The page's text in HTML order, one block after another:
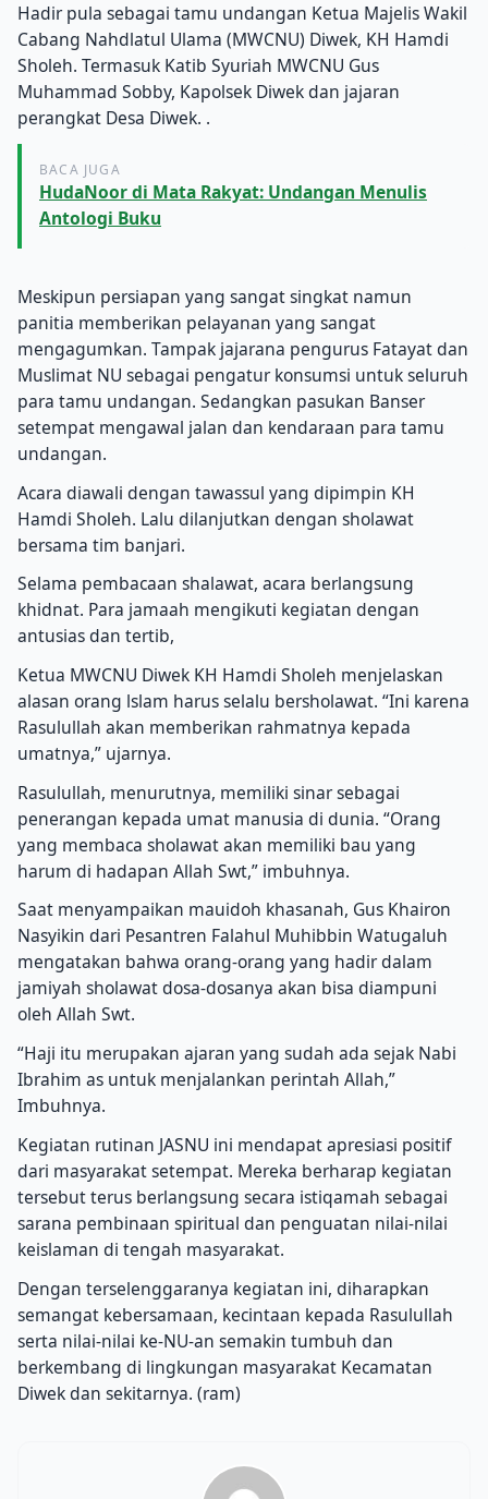
Hadir pula sebagai tamu undangan Ketua Majelis Wakil
Cabang Nahdlatul Ulama (MWCNU) Diwek, KH Hamdi
Sholeh. Termasuk Katib Syuriah MWCNU Gus
Muhammad Sobby, Kapolsek Diwek dan jajaran
perangkat Desa Diwek. .
BACA JUGA
HudaNoor di Mata Rakyat: Undangan Menulis
Antologi Buku
Meskipun persiapan yang sangat singkat namun
panitia memberikan pelayanan yang sangat
mengagumkan. Tampak jajarana pengurus Fatayat dan
Muslimat NU sebagai pengatur konsumsi untuk seluruh
para tamu undangan. Sedangkan pasukan Banser
setempat mengawal jalan dan kendaraan para tamu
undangan.
Acara diawali dengan tawassul yang dipimpin KH
Hamdi Sholeh. Lalu dilanjutkan dengan sholawat
bersama tim banjari.
Selama pembacaan shalawat, acara berlangsung
khidnat. Para jamaah mengikuti kegiatan dengan
antusias dan tertib,
Ketua MWCNU Diwek KH Hamdi Sholeh menjelaskan
alasan orang lslam harus selalu bersholawat. “Ini karena
Rasulullah akan memberikan rahmatnya kepada
umatnya,” ujarnya.
Rasulullah, menurutnya, memiliki sinar sebagai
penerangan kepada umat manusia di dunia. “Orang
yang membaca sholawat akan memiliki bau yang
harum di hadapan Allah Swt,” imbuhnya.
Saat menyampaikan mauidoh khasanah, Gus Khairon
Nasyikin dari Pesantren Falahul Muhibbin Watugaluh
mengatakan bahwa orang-orang yang hadir dalam
jamiyah sholawat dosa-dosanya akan bisa diampuni
oleh Allah Swt.
“Haji itu merupakan ajaran yang sudah ada sejak Nabi
Ibrahim as untuk menjalankan perintah Allah,”
Imbuhnya.
Kegiatan rutinan JASNU ini mendapat apresiasi positif
dari masyarakat setempat. Mereka berharap kegiatan
tersebut terus berlangsung secara istiqamah sebagai
sarana pembinaan spiritual dan penguatan nilai-nilai
keislaman di tengah masyarakat.
Dengan terselenggaranya kegiatan ini, diharapkan
semangat kebersamaan, kecintaan kepada Rasulullah
serta nilai-nilai ke-NU-an semakin tumbuh dan
berkembang di lingkungan masyarakat Kecamatan
Diwek dan sekitarnya. (ram)